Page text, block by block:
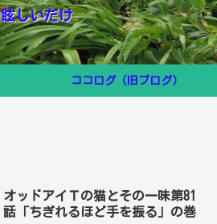
眩しいだけ
ココログ（旧ブログ）
オッドアイＴの猫とその一味第81
話「ちぎれるほど手を振る」の巻